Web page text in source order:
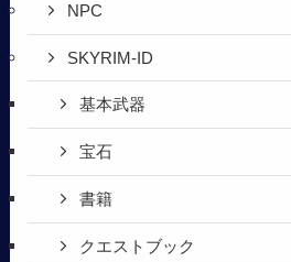
NPC
SKYRIM-ID
基本武器
宝石
書籍
クエストブック